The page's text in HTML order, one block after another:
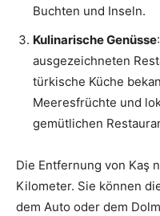
Buchten und Inseln.
Kulinarische Genüsse
ausgezeichneten
türkische Küche
Meeresfrüchte und
gemütlichen
Die Entfernung von Kaş
Kilometer. Sie können
dem Auto oder dem